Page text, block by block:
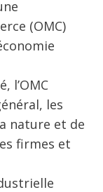
(OMC)
l’OMC
les
nature et de
firmes et